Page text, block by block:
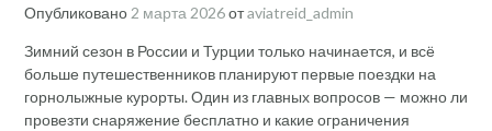
Опубликовано 2 марта 2026отaviatreid_admin
Зимний сезон в России и Турции только начинается, и всё
больше путешественников планируют первые поездки на
горнолыжные курорты. Один из главных вопросов — можно ли
провезти снаряжение бесплатно и какие ограничения